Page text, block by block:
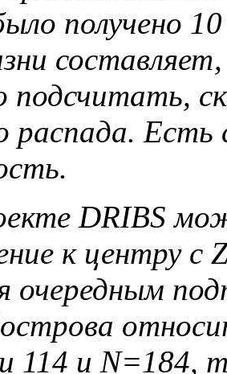
получено
подсчитать,
распада.
DRIBS
к центру с
очередным
114 и N=184,